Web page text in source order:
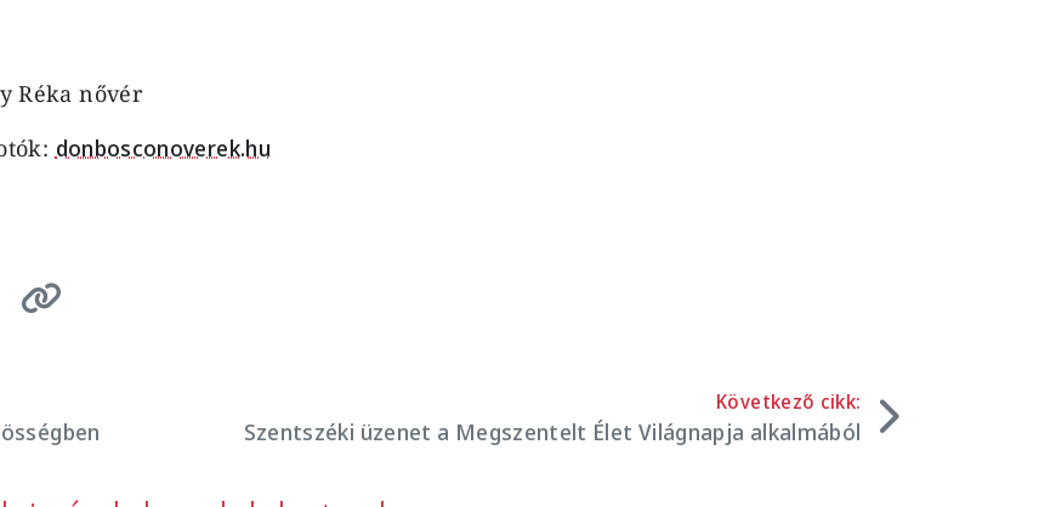
Réka nővér
donbosconoverek.hu
Következő cikk:
Szentszéki üzenet a Megszentelt Élet Világnapja alkalmából